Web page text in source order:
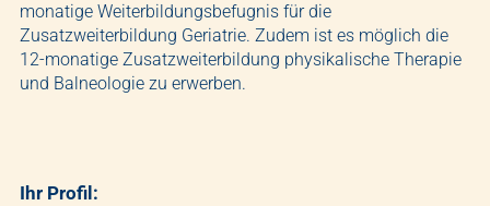
monatige Weiterbildungsbefugnis für die
Zusatzweiterbildung Geriatrie. Zudem ist es möglich die
12-monatige Zusatzweiterbildung physikalische Therapie
und Balneologie zu erwerben.
Ihr Profil: